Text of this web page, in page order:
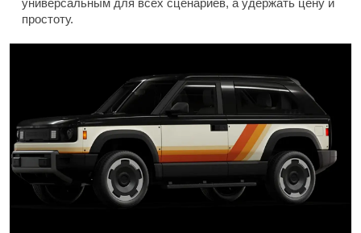
универсальным для всех сценариев, а удержать цену и
простоту.